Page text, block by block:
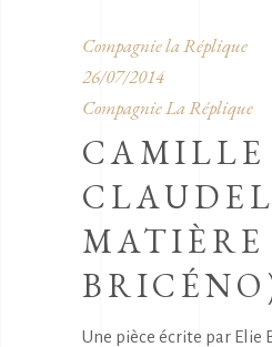
Compagnie la Réplique
26/07/2014
Compagnie La Réplique
CAMILLE
Une pièce écrite par Elie